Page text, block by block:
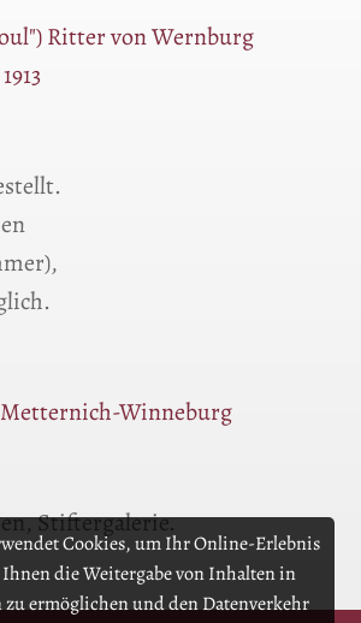
Cookies, um Ihr Online-Erlebnis
Ihnen die Weitergabe von Inhalten in
ermöglichen und den Datenverkehr
Ritter von Wernburg
Winneburg
Stiftergalerie.